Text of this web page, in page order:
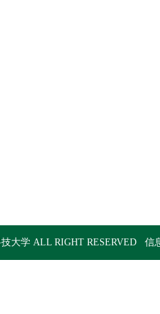
大学 ALL RIGHT RESERVED 信